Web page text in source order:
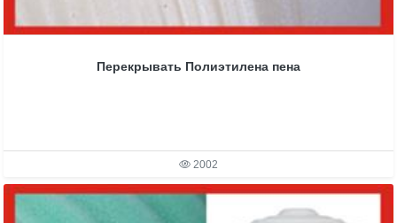
Перекрывать Полиэтилена пена
2002